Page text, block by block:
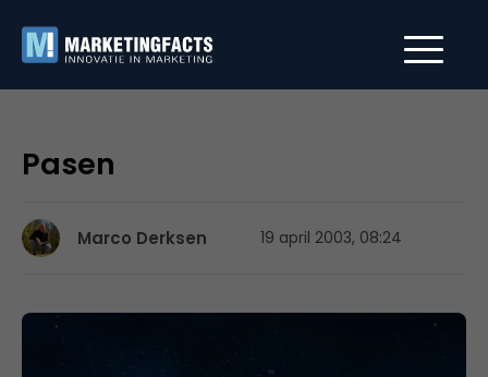
Pasen
Marco Derksen 19 april 2003, 08:24